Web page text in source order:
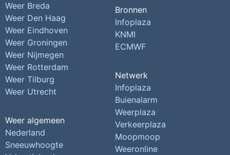
Weer Breda
Weer Den Haag
Weer Eindhoven
Weer Groningen
Weer Nijmegen
Weer Rotterdam
Weer Tilburg
Weer Utrecht
Weer algemeen
Nederland
Sneeuwhoogte
Bronnen
Infoplaza
KNMI
ECMWF
Netwerk
Infoplaza
Buienalarm
Weerplaza
Verkeerplaza
Moopmoop
Weeronline